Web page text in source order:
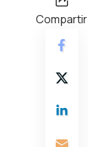
Compartir